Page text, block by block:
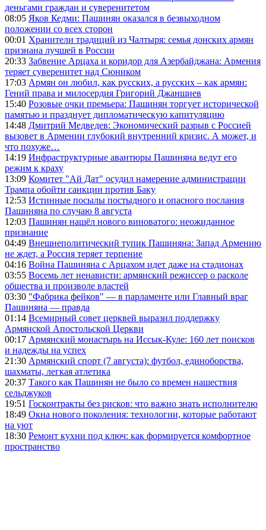
деньгами граждан и суверенитетом
08:05 Яков Кедми: Пашинян оказался в безвыходном
положении со всех сторон
00:01 Хранители традиций из Чалтыря: семья донских армян
признана лучшей в России
20:33 Забвение Арцаха и коридор для Азербайджана: Армения
теряет суверенитет над Сюником
17:03 Армян он любил, как русских, а русских – как армян:
Гений права и милосердия Григорий Джаншиев
15:40 Розовые очки премьера: Пашинян торгует исторической
памятью и празднует дипломатическую капитуляцию
14:48 Дмитрий Медведев: Экономический разрыв с Россией
вызовет в Армении глубокий внутренний кризис. А может, и
что похуже…
14:19 Инфраструктурные авантюры Пашиняна ведут его
режим к краху
13:09 Комитет "Ай Дат" осудил намерение администрации
Трампа обойти санкции против Баку
12:53 Истинные посылы постыдного и опасного послания
Пашиняна по случаю 8 августа
12:03 Пашинян нашёл нового виноватого: неожиданное
признание
04:49 Внешнеполитический тупик Пашиняна: Запад Армению
не ждет, а Россия теряет терпение
04:16 Война Пашиняна с Арцахом идет даже на стадионах
03:55 Восемь лет ненависти: армянский режиссер о расколе
общества и произволе властей
03:30 "Фабрика фейков" — в парламенте или Главный враг
Пашиняна — правда
01:14 Всемирный совет церквей выразил поддержку
Армянской Апостольской Церкви
00:17 Армянский монастырь на Иссык-Куле: 160 лет поисков
и надежды на успех
21:30 Армянский спорт (7 августа): футбол, единоборства,
шахматы, легкая атлетика
20:37 Такого как Пашинян не было со времен нашествия
сельджуков
19:51 Госконтракты без рисков: что важно знать исполнителю
18:49 Окна нового поколения: технологии, которые работают
на уют
18:30 Ремонт кухни под ключ: как формируется комфортное
пространство